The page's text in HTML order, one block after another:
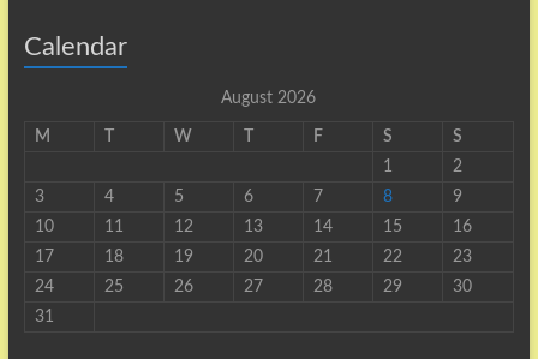
Calendar
August 2026
M W F S
S
1
2
3
4 5 6 7 8
9
10
11 12 13 14 15
16
17
18 19 20 21 22
23
24
25 26 27 28 29
30
31